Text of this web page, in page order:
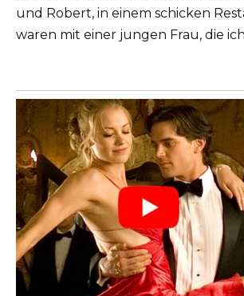
und Robert, in einem schicken
waren mit einer jungen Frau, die